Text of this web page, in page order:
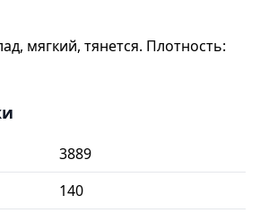
мягкий, тянется. Плотность:
3889
140